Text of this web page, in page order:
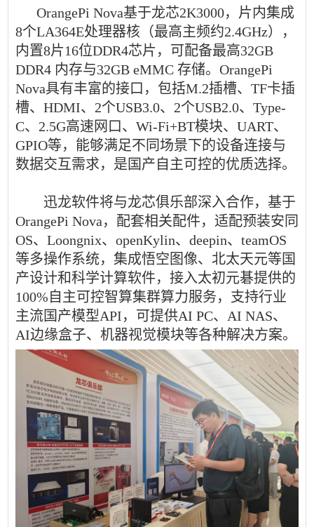
OrangePi Nova基于龙芯2K3000，片内集成
8个LA364E处理器核（最高主频约2.4GHz），
内置8片16位DDR4芯片，可配备最高32GB
DDR4 内存与32GB eMMC 存储。OrangePi
Nova具有丰富的接口，包括M.2插槽、TF卡插
槽、HDMI、2个USB3.0、2个USB2.0、Type-
C、2.5G高速网口、Wi-Fi+BT模块、UART、
GPIO等，能够满足不同场景下的设备连接与
数据交互需求，是国产自主可控的优质选择。
迅龙软件将与龙芯俱乐部深入合作，基于
OrangePi Nova，配套相关配件，适配预装安同
OS、Loongnix、openKylin、deepin、teamOS
等多操作系统，集成悟空图像、北太天元等国
产设计和科学计算软件，接入太初元碁提供的
100%自主可控智算集群算力服务，支持行业
主流国产模型API，可提供AI PC、AI NAS、
AI边缘盒子、机器视觉模块等各种解决方案。